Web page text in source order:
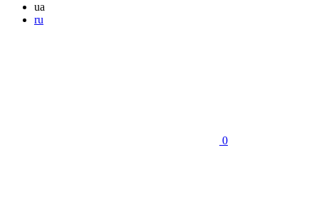
ua
ru
0